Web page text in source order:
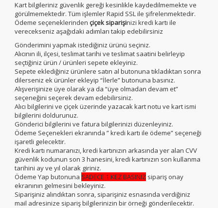
Kart bilgileriniz güvenlik gereği kesinlikle kaydedilmemekte ve
görülmemektedir. Tüm işlemler Rapid SSL ile şifrelenmektedir.
Ödeme seçeneklerinden çiçek siparişinizi kredi kartı ile
verecekseniz aşağıdaki adımları takip edebilirsiniz
Gönderimini yapmak istediğiniz ürünü seçiniz.
Alıcının ili, ilçesi, teslimat tarihi ve teslimat saatini belirleyip
seçtiğiniz ürün / ürünleri sepete ekleyiniz.
Sepete eklediğiniz ürünlere satın al butonuna tıkladıktan sonra
dilerseniz ek ürünler ekleyip “İlerle” butonuna basınız.
Alışverişinize üye olarak ya da “üye olmadan devam et”
seçeneğini seçerek devam edebilirsiniz.
Alıcı bilgilerini ve çiçek üzerinde yazacak kart notu ve kart ismi
bilgilerini doldurunuz.
Gönderici bilgilerini ve fatura bilgilerinizi düzenleyiniz.
Ödeme Seçenekleri ekranında ” kredi kartı ile ödeme” seçeneği
işaretli gelecektir.
Kredi kartı numaranızı, kredi kartınızın arkasında yer alan CVV
güvenlik kodunun son 3 hanesini, kredi kartınızın son kullanma
tarihini ay ve yıl olarak giriniz.
Ödeme Yap butonuna SADECE 1 KEZ BASINIZ sipariş onay
ekranının gelmesini bekleyiniz.
Siparişiniz alındıktan sonra, siparişiniz esnasında verdiğiniz
mail adresinize sipariş bilgilerinizin bir örneği gönderilecektir.